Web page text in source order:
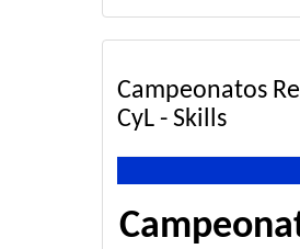
Campeonatos
CyL - Skills